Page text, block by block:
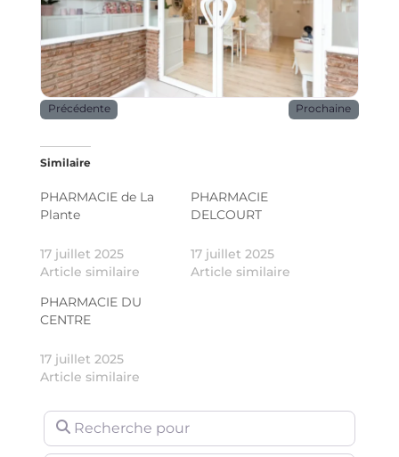
Précédente Prochaine
Similaire
PHARMACIE de La
Plante
17 juillet 2025
Article similaire
PHARMACIE
DELCOURT
17 juillet 2025
Article similaire
PHARMACIE DU
CENTRE
17 juillet 2025
Article similaire
Recherche pour